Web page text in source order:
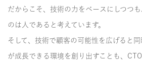
だからこそ、技術の力をベースにしつつ
のは人であると考えています。
そして、技術で顧客の可能性を広げると
が成長できる環境を創り出すことも、